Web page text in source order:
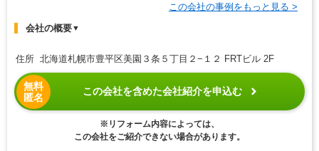
この会社の事例をもっと見る >
会社の概要▼
住所 北海道札幌市豊平区美園３条５丁目２−１２ FRTビル 2F
無料
匿名
この会社を含めた会社紹介を申込む
※リフォーム内容によっては、
この会社をご紹介できない場合があります。